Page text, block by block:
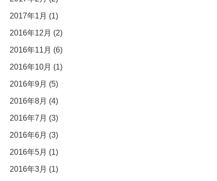
2017年1月 (1)
2016年12月 (2)
2016年11月 (6)
2016年10月 (1)
2016年9月 (5)
2016年8月 (4)
2016年7月 (3)
2016年6月 (3)
2016年5月 (1)
2016年3月 (1)